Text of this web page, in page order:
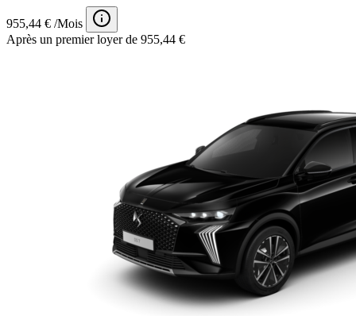
955,44 € /Mois
Après un premier loyer de 955,44 €